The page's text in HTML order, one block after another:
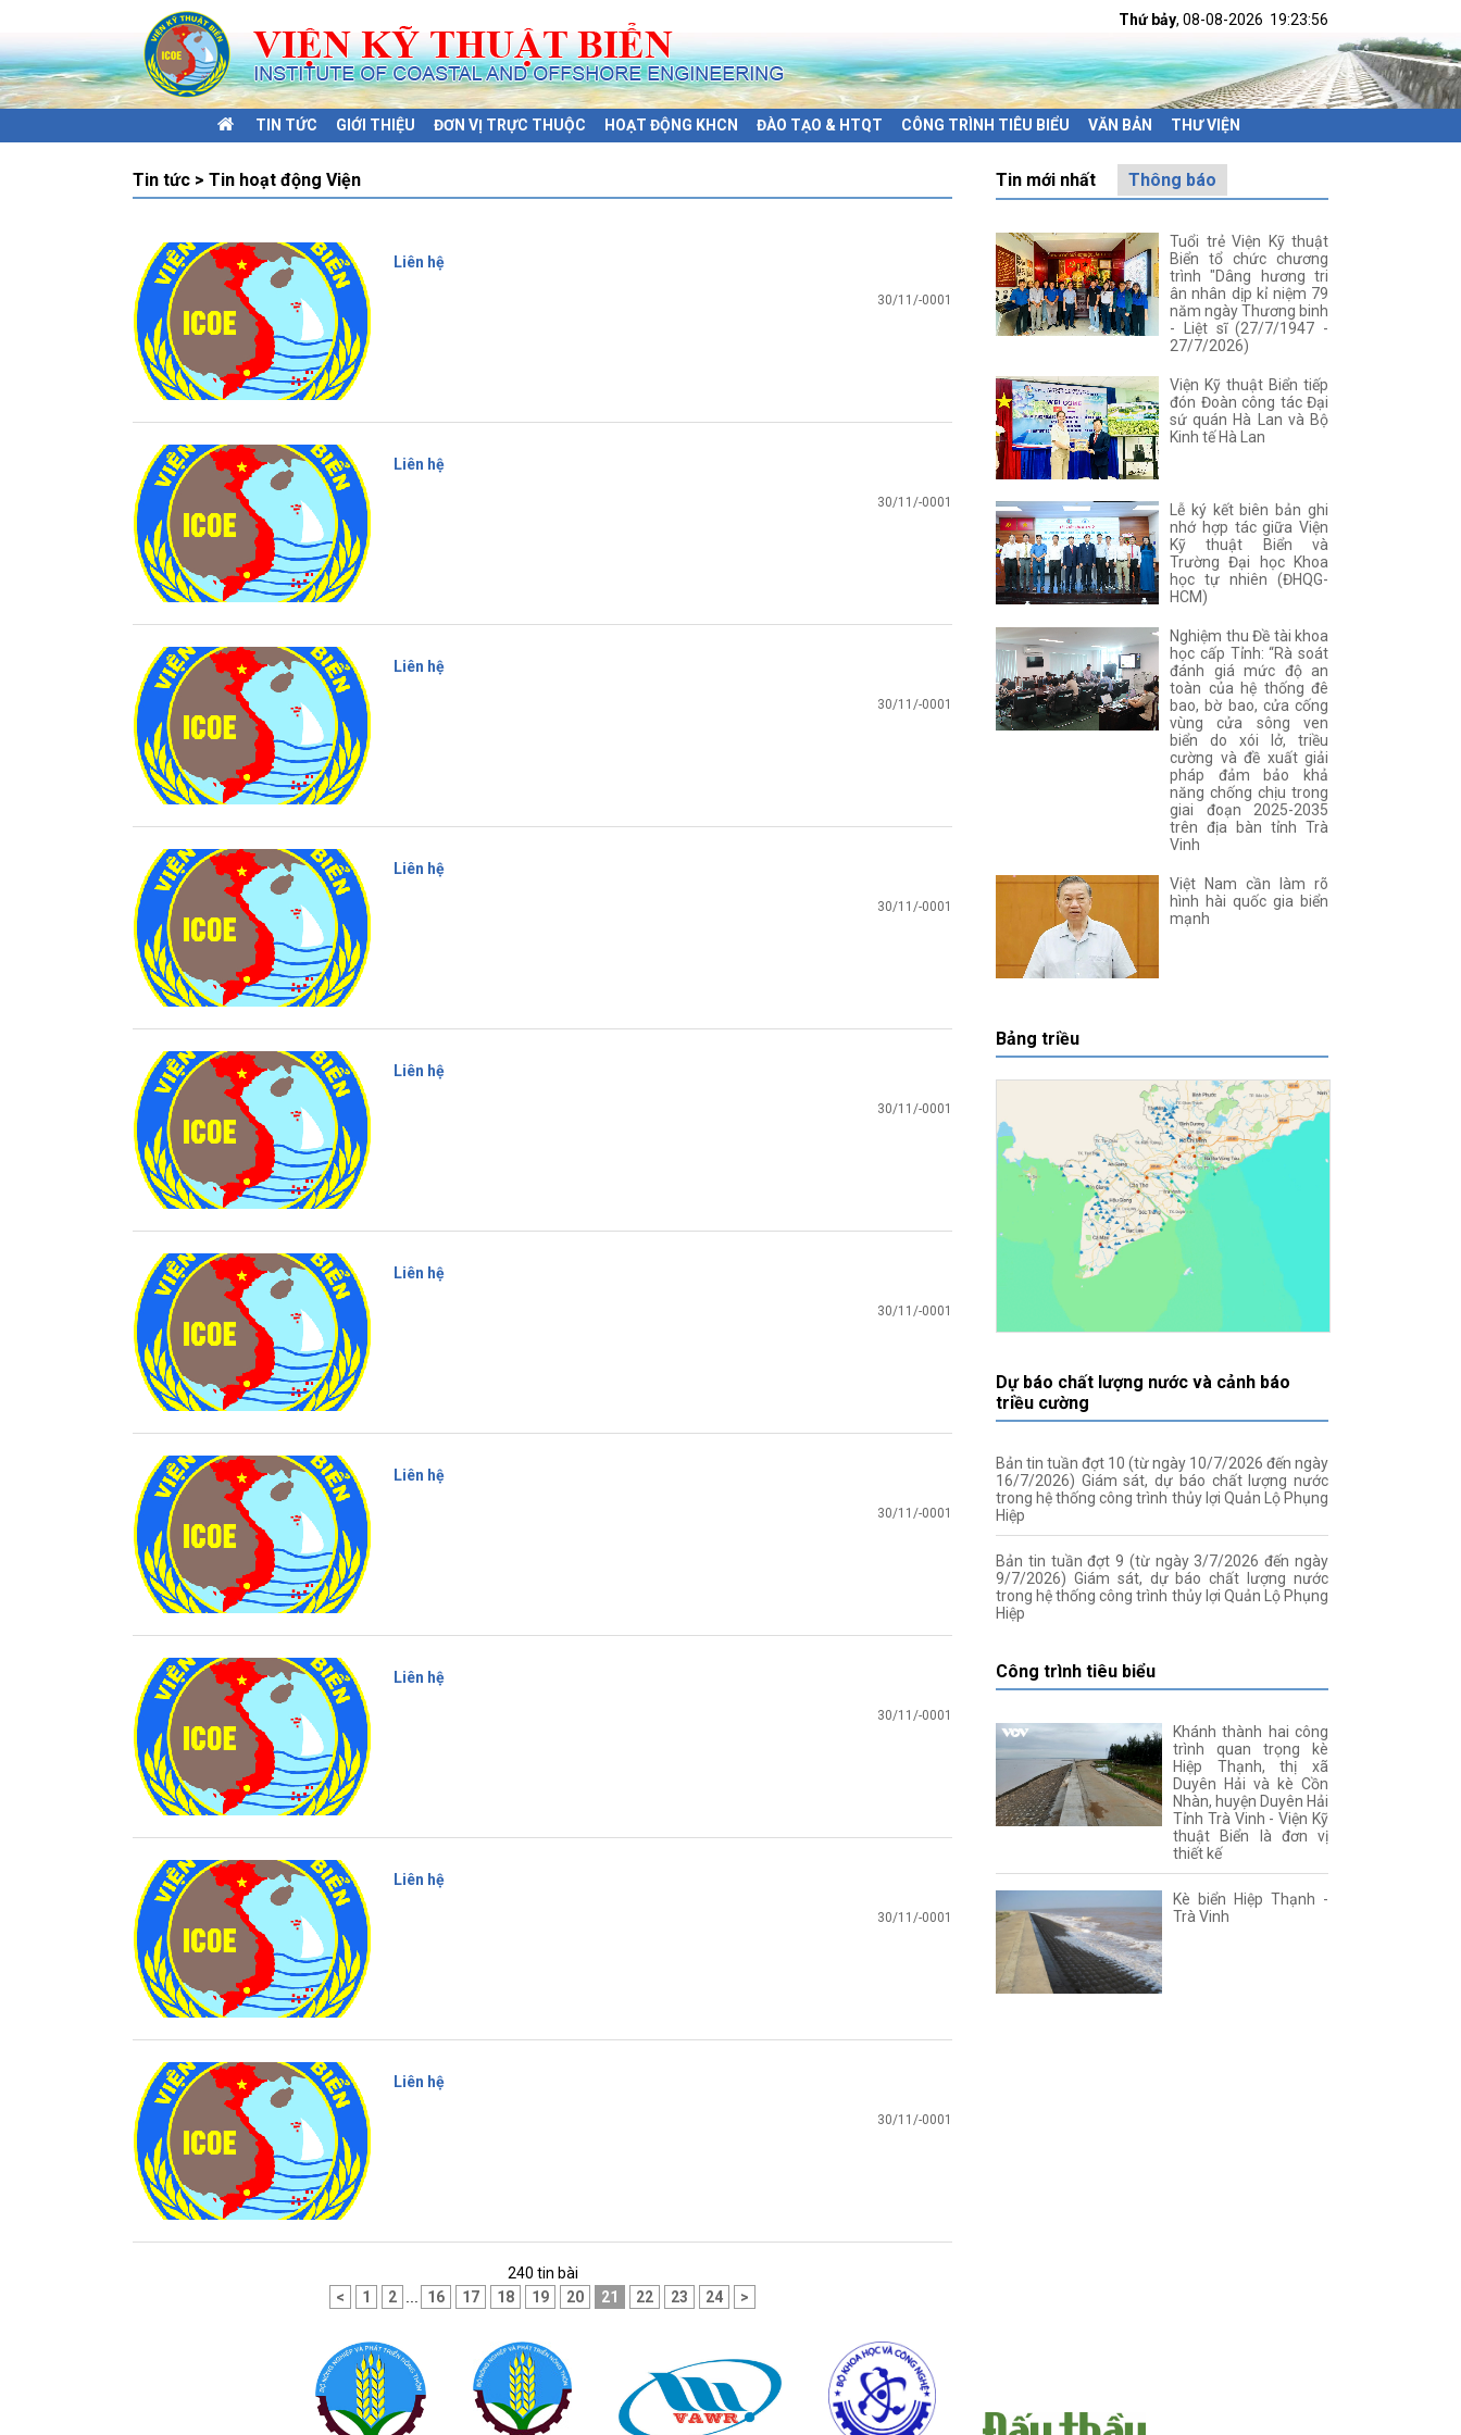
Thứ bảy, 08-08-2026 19:23:56
TIN TỨC GIỚI THIỆU ĐƠN VỊ TRỰC THUỘC HOẠT ĐỘNG KHCN ĐÀO TẠO & HTQT CÔNG TRÌNH TIÊU BIỂU VĂN BẢN THƯ VIỆN
Tin tức > Tin hoạt động Viện
Liên hệ
30/11/-0001
Liên hệ
30/11/-0001
Liên hệ
30/11/-0001
Liên hệ
30/11/-0001
Liên hệ
30/11/-0001
Liên hệ
30/11/-0001
Liên hệ
30/11/-0001
Liên hệ
30/11/-0001
Liên hệ
30/11/-0001
Liên hệ
30/11/-0001
240 tin bài
<
1 2 16 17 18 19 20 21 22 23 24 >
Tin mới nhất Thông báo
Tuổi trẻ Viện Kỹ thuật
Biển tổ chức chương
trình "Dâng hương tri
ân nhân dịp kỉ niệm 79
năm ngày Thương binh
- Liệt sĩ (27/7/1947 -
27/7/2026)
Viện Kỹ thuật Biển tiếp
đón Đoàn công tác Đại
sứ quán Hà Lan và Bộ
Kinh tế Hà Lan
Lễ ký kết biên bản ghi
nhớ hợp tác giữa Viện
Kỹ thuật Biển và
Trường Đại học Khoa
học tự nhiên (ĐHQG-
HCM)
Nghiệm thu Đề tài khoa
học cấp Tỉnh: “Rà soát
đánh giá mức độ an
toàn của hệ thống đê
bao, bờ bao, cửa cống
vùng cửa sông ven
biển do xói lở, triều
cường và đề xuất giải
pháp đảm bảo khả
năng chống chịu trong
giai đoạn 2025-2035
trên địa bàn tỉnh Trà
Vinh
Việt Nam cần làm rõ
hình hài quốc gia biển
mạnh
Bảng triều
Dự báo chất lượng nước và cảnh báo
triều cường
Bản tin tuần đợt 10 (từ ngày 10/7/2026 đến ngày
16/7/2026) Giám sát, dự báo chất lượng nước
trong hệ thống công trình thủy lợi Quản Lộ Phụng
Hiệp
Bản tin tuần đợt 9 (từ ngày 3/7/2026 đến ngày
9/7/2026) Giám sát, dự báo chất lượng nước
trong hệ thống công trình thủy lợi Quản Lộ Phụng
Hiệp
Công trình tiêu biểu
Khánh thành hai công
trình quan trọng kè
Hiệp Thạnh, thị xã
Duyên Hải và kè Cồn
Nhàn, huyện Duyên Hải
Tỉnh Trà Vinh - Viện Kỹ
thuật Biển là đơn vị
thiết kế
Kè biển Hiệp Thạnh -
Trà Vinh